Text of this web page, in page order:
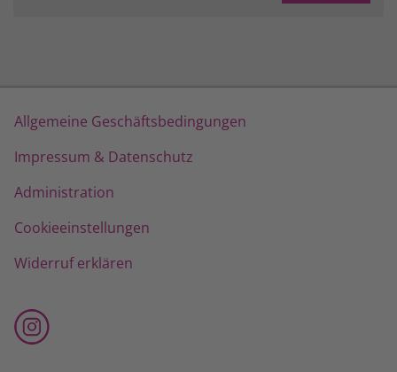
Allgemeine Geschäftsbedingungen
Impressum & Datenschutz
Administration
Cookieeinstellungen
Widerruf erklären